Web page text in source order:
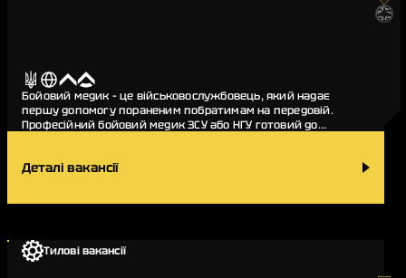
Бойовий медик – це військовослужбовець, який надає
першу допомогу пораненим побратимам на передовій.
Професійний бойовий медик ЗСУ або НГУ готовий до
Деталі вакансії
Тилові вакансії